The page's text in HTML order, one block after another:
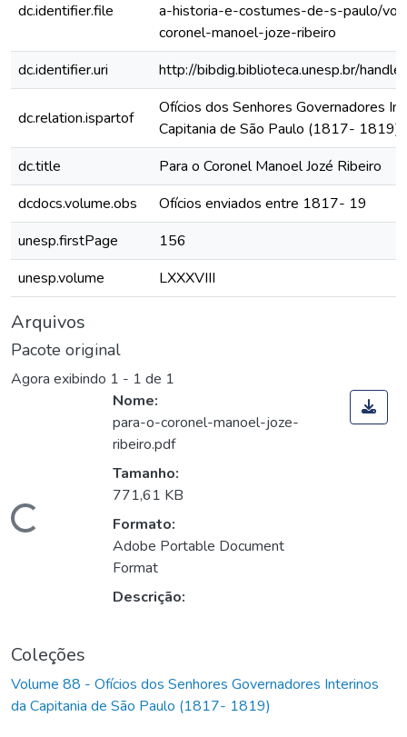
dc.identifier.file
a-historia-e-costumes-de-s-paulo/
coronel-manoel-joze-ribeiro
dc.identifier.uri
http://bibdig.biblioteca.unesp.br/
dc.relation.ispartof
Ofícios dos Senhores Governadores
Capitania de São Paulo (1817- 1819)
dc.title
Para o Coronel Manoel Jozé Ribeiro
dcdocs.volume.obs
Ofícios enviados entre 1817- 19
unesp.firstPage
156
unesp.volume
LXXXVIII
Arquivos
Pacote original
Agora exibindo 1 - 1 de 1
Carregando...
Nome:
para-o-coronel-manoel-joze-
ribeiro.pdf
Tamanho:
771,61 KB
Formato:
Adobe Portable Document
Format
Descrição:
Coleções
Volume 88 - Ofícios dos Senhores Governadores Interinos
da Capitania de São Paulo (1817- 1819)